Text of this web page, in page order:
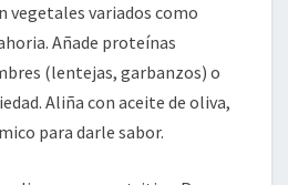
vegetales variados como
Añade proteínas
(lentejas, garbanzos) o
Aliña con aceite de oliva,
para darle sabor.